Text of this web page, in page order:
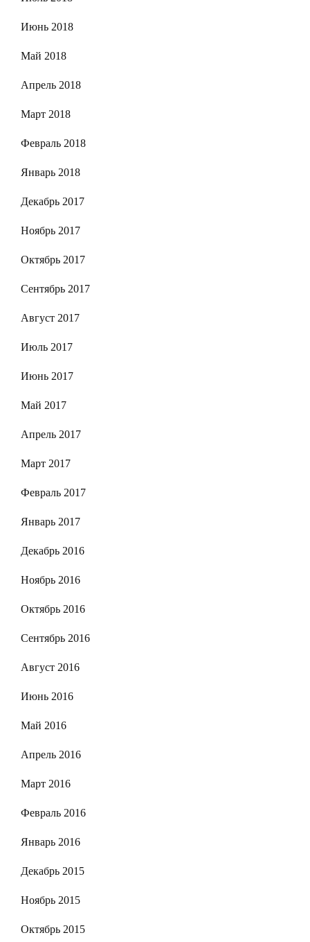
Июнь 2018
Май 2018
Апрель 2018
Март 2018
Февраль 2018
Январь 2018
Декабрь 2017
Ноябрь 2017
Октябрь 2017
Сентябрь 2017
Август 2017
Июль 2017
Июнь 2017
Май 2017
Апрель 2017
Март 2017
Февраль 2017
Январь 2017
Декабрь 2016
Ноябрь 2016
Октябрь 2016
Сентябрь 2016
Август 2016
Июнь 2016
Май 2016
Апрель 2016
Март 2016
Февраль 2016
Январь 2016
Декабрь 2015
Ноябрь 2015
Октябрь 2015